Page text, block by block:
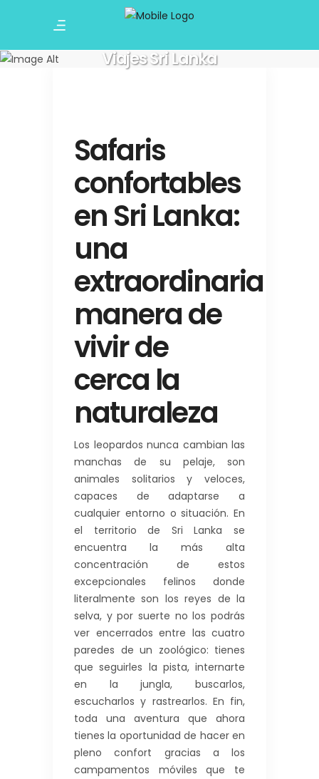
Viajes Sri Lanka
Safaris
confortables
en Sri Lanka:
una
extraordinaria
manera de
vivir de
cerca la
naturaleza
Los leopardos nunca cambian las
manchas de su pelaje, son
animales solitarios y veloces,
capaces de adaptarse a
cualquier entorno o situación. En
el territorio de Sri Lanka se
encuentra la más alta
concentración de estos
excepcionales felinos donde
literalmente son los reyes de la
selva, y por suerte no los podrás
ver encerrados entre las cuatro
paredes de un zoológico: tienes
que seguirles la pista, internarte
en la jungla, buscarlos,
escucharlos y rastrearlos. En fin,
toda una aventura que ahora
tienes la oportunidad de hacer en
pleno confort gracias a los
campamentos móviles que te